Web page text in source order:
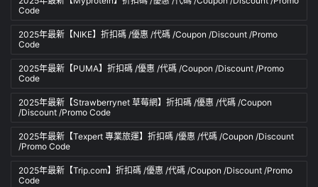
Code
2025年最新【NIKE】折扣碼 /優惠 /代碼 /Coupon /Discount /Promo
Code
2025年最新【PUMA】折扣碼 /優惠 /代碼 /Coupon /Discount /Promo
Code
2025年最新【Strawberrynet 草莓網】折扣碼 /優惠 /代碼 /Coupon
/Discount /Promo Code
2025年最新【Texpert 專業旅運】折扣碼 /優惠 /代碼 /Coupon /Discount
/Promo Code
2025年最新【Trip.com】折扣碼 /優惠 /代碼 /Coupon /Discount /Promo
Code